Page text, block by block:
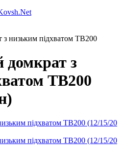
з низьким підхватом TB200
домкрат з
TB200